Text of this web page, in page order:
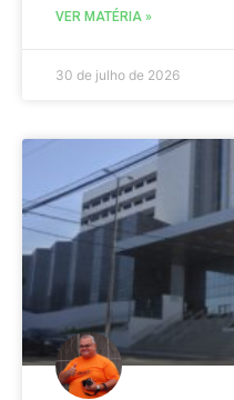
VER MATÉRIA »
30 de julho de 2026